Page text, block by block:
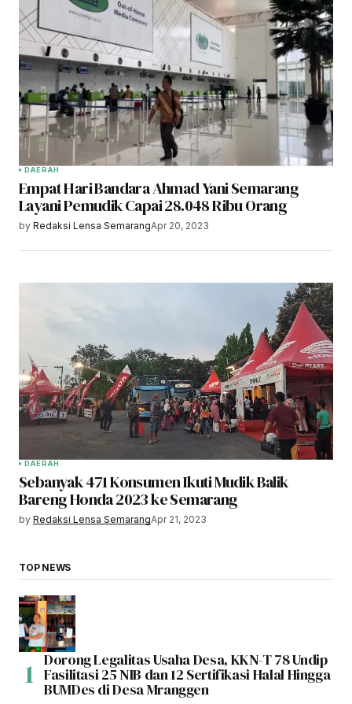
DAERAH
Empat Hari Bandara Ahmad Yani Semarang
Layani Pemudik Capai 28.048 Ribu Orang
by Redaksi Lensa SemarangApr 20, 2023
DAERAH
Sebanyak 471 Konsumen Ikuti Mudik Balik
Bareng Honda 2023 ke Semarang
by Redaksi Lensa SemarangApr 21, 2023
TOP NEWS
Dorong Legalitas Usaha Desa, KKN-T 78 Undip
Fasilitasi 25 NIB dan 12 Sertifikasi Halal Hingga
BUMDes di Desa Mranggen